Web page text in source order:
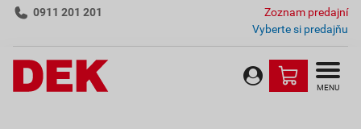
0911 201 201
Zoznam predajní
Vyberte si predajňu
MENU